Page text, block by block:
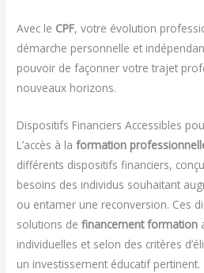
Avec le CPF, votre évolution
démarche personnelle et
pouvoir de façonner votre trajet
nouveaux horizons.
Dispositifs Financiers Accessibles
L’accès à laformation
différents dispositifs financiers,
besoins des individus souhaitant
ou entamer une reconversion. Ces
solutions definancement formation
individuelles et selon des critères
un investissement éducatif pertinent.